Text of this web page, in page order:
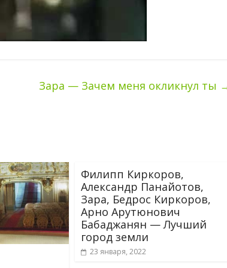
Зара — Зачем меня окликнул ты
Филипп Киркоров,
Александр Панайотов,
Зара, Бедрос Киркоров,
Арно Арутюнович
Бабаджанян — Лучший
город земли
23 января, 2022